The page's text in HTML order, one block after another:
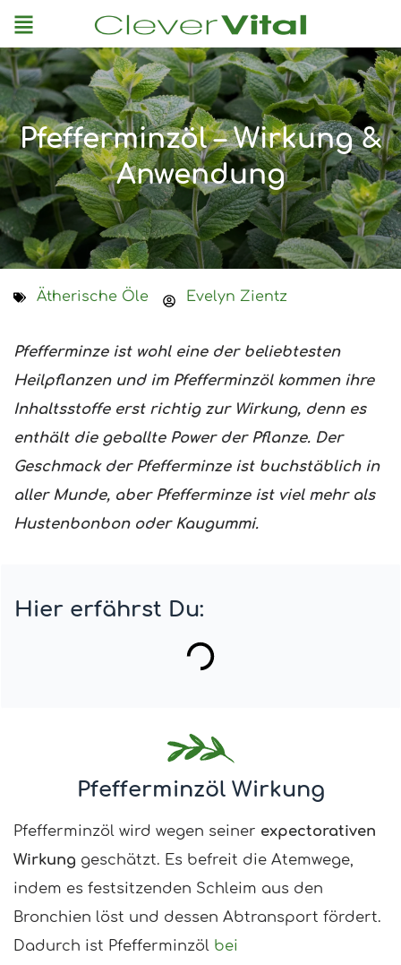
Menu
Pfefferminzöl – Wirkung &
Anwendung
Ätherische Öle Evelyn Zientz
Pfefferminze ist wohl eine der beliebtesten
Heilpflanzen und im Pfefferminzöl kommen ihre
Inhaltsstoffe erst richtig zur Wirkung, denn es
enthält die geballte Power der Pflanze. Der
Geschmack der Pfefferminze ist buchstäblich in
aller Munde, aber Pfefferminze ist viel mehr als
Hustenbonbon oder Kaugummi.
Hier erfährst Du:
Pfefferminzöl Wirkung
Pfefferminzöl wird wegen seiner expectorativen
Wirkung geschätzt. Es befreit die Atemwege,
indem es festsitzenden Schleim aus den
Bronchien löst und dessen Abtransport fördert.
Dadurch ist Pfefferminzöl bei